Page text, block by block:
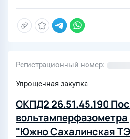
Регистрационный номер
Упрощенная закупка
ОКПД2 26.51.45.190
"Южно Сахалинская